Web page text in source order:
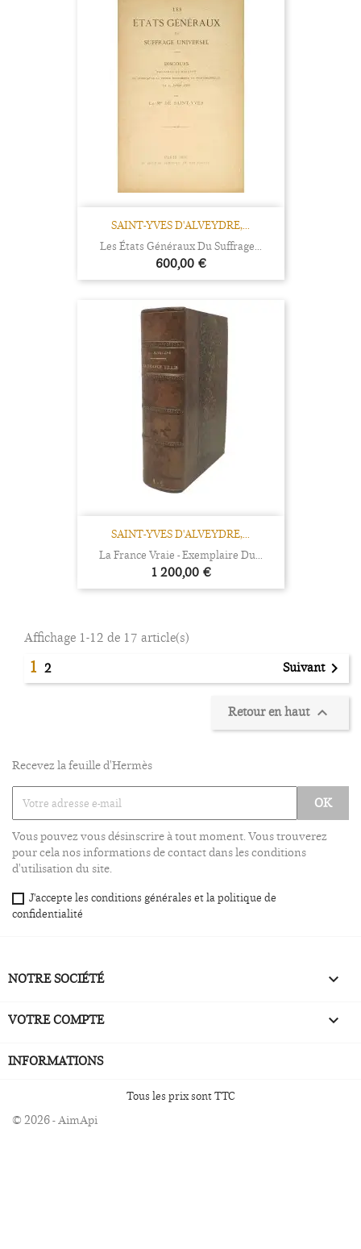
SAINT-YVES D'ALVEYDRE,...
Les États Généraux Du Suffrage...
Prix
600,00 €
SAINT-YVES D'ALVEYDRE,...
La France Vraie - Exemplaire Du...
Prix
1 200,00 €
Affichage 1-12 de 17 article(s)
1 2 Suivant
Retour en haut 
Recevez la feuille d'Hermès
Vous pouvez vous désinscrire à tout moment. Vous trouverez
pour cela nos informations de contact dans les conditions
d'utilisation du site.
J'accepte les conditions générales et la politique de
confidentialité
NOTRE SOCIÉTÉ 
VOTRE COMPTE 
INFORMATIONS
Tous les prix sont TTC
© 2026 - AimApi